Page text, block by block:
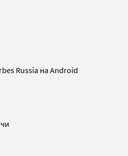
Russia на Android